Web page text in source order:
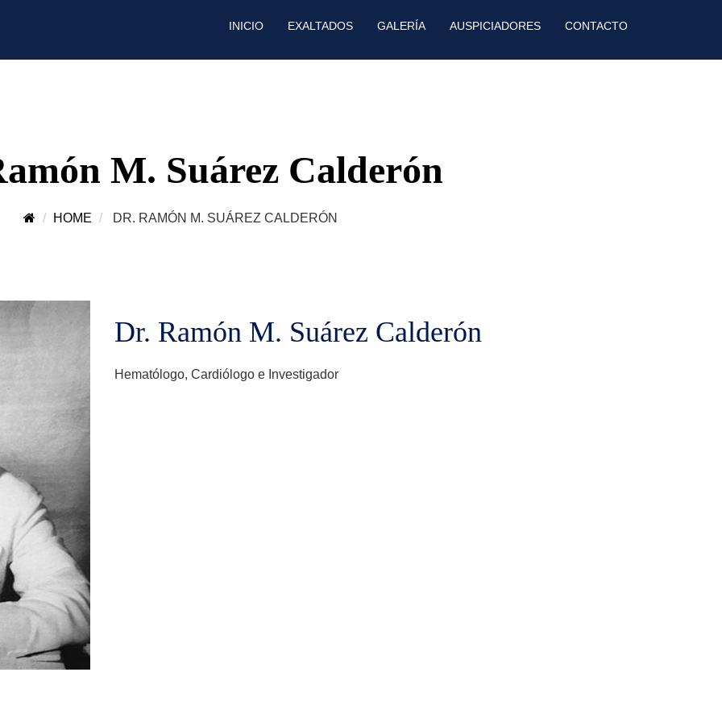
INICIO EXALTADOS GALERÍA AUSPICIADORES CONTACTO
M. Suárez Calderón
HOME DR. RAMÓN M. SUÁREZ CALDERÓN
Dr. Ramón M. Suárez Calderón
Hematólogo, Cardiólogo e Investigador